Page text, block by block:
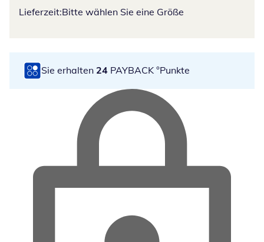
Lieferzeit:Bitte wählen Sie eine Größe
Sie erhalten 24 PAYBACK °Punkte